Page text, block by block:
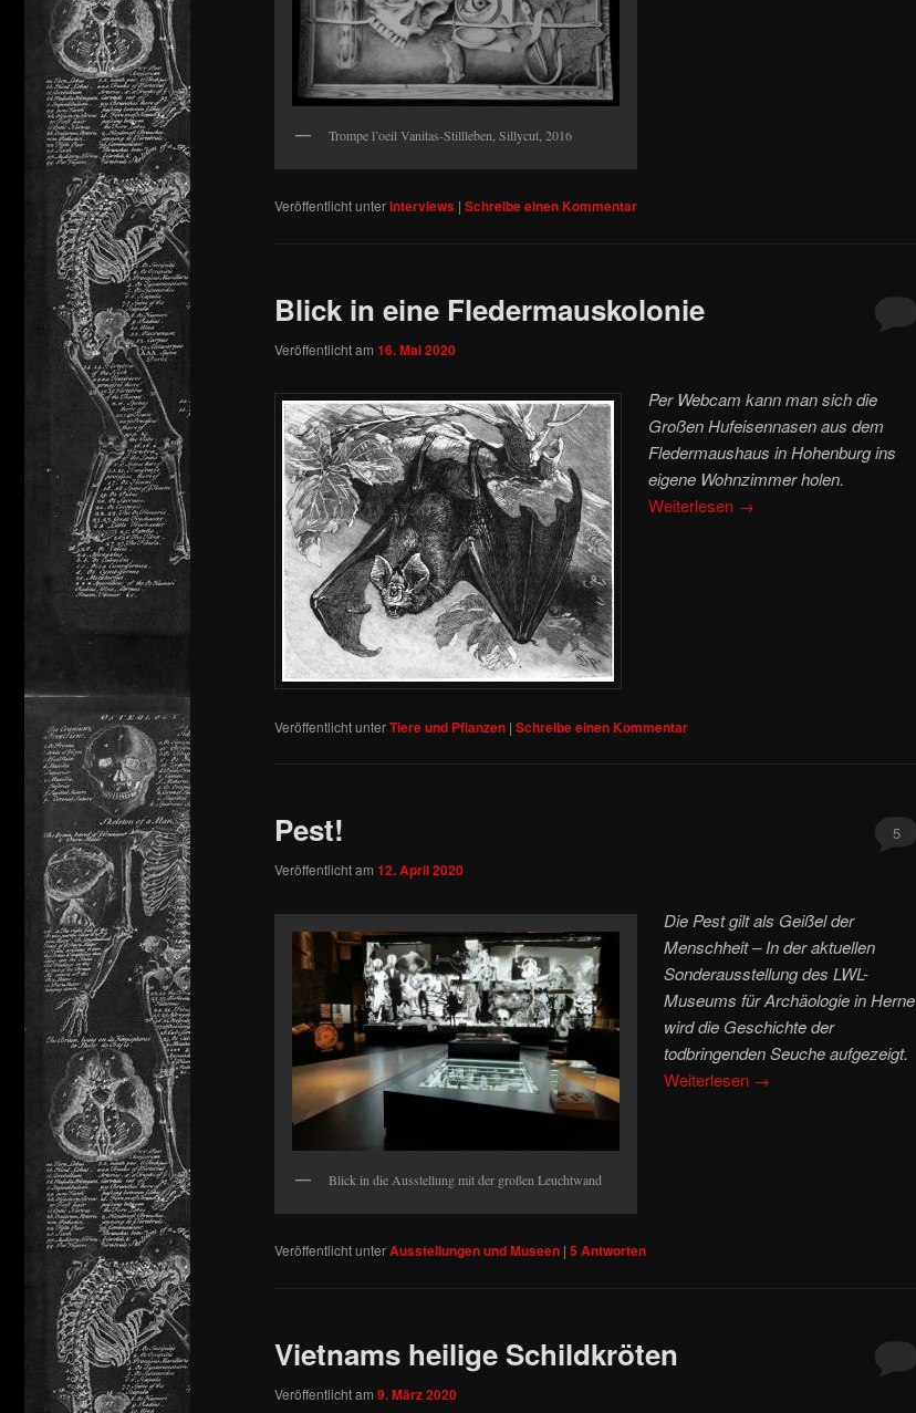
Trompe l’oeil Vanitas-Stillleben, Sillycut, 2016
Veröffentlicht unterInterviews | Schreibe einen Kommentar
Blick in eine Fledermauskolonie
Veröffentlicht am 16. Mai 2020
Per Webcam kann man sich die
Großen Hufeisennasen aus dem
Fledermaushaus in Hohenburg ins
eigene Wohnzimmer holen.
Weiterlesen →
Veröffentlicht unterTiere und Pflanzen | Schreibe einen Kommentar
Pest!
Veröffentlicht am 12. April 2020
5
Blick in die Ausstellung mit der großen Leuchtwand
Die Pest gilt als Geißel der
Menschheit – In der aktuellen
Sonderausstellung des LWL-
Museums für Archäologie in Herne
wird die Geschichte der
todbringenden Seuche aufgezeigt.
Weiterlesen →
Veröffentlicht unterAusstellungen und Museen | 5 Antworten
Vietnams heilige Schildkröten
Veröffentlicht am 9. März 2020